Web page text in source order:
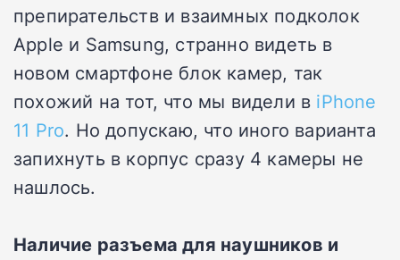
препирательств и взаимных подколок
Apple и Samsung, странно видеть в
новом смартфоне блок камер, так
похожий на тот, что мы видели в iPhone
11 Pro. Но допускаю, что иного варианта
запихнуть в корпус сразу 4 камеры не
нашлось.
Наличие разъема для наушников и